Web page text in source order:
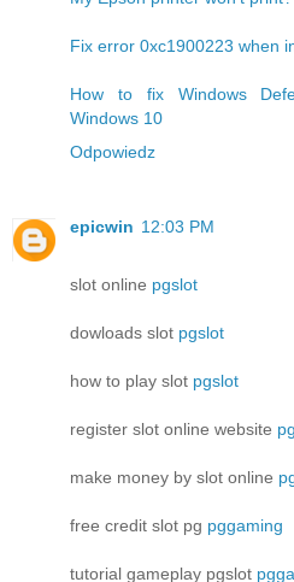
Fix error 0xc1900223 when
How to fix Windows
Windows 10
Odpowiedz
epicwin 12:03 PM
slot online pgslot
dowloads slot pgslot
how to play slot pgslot
register slot online website
make money by slot online
free credit slot pg pggaming
tutorial gameplay pgslot